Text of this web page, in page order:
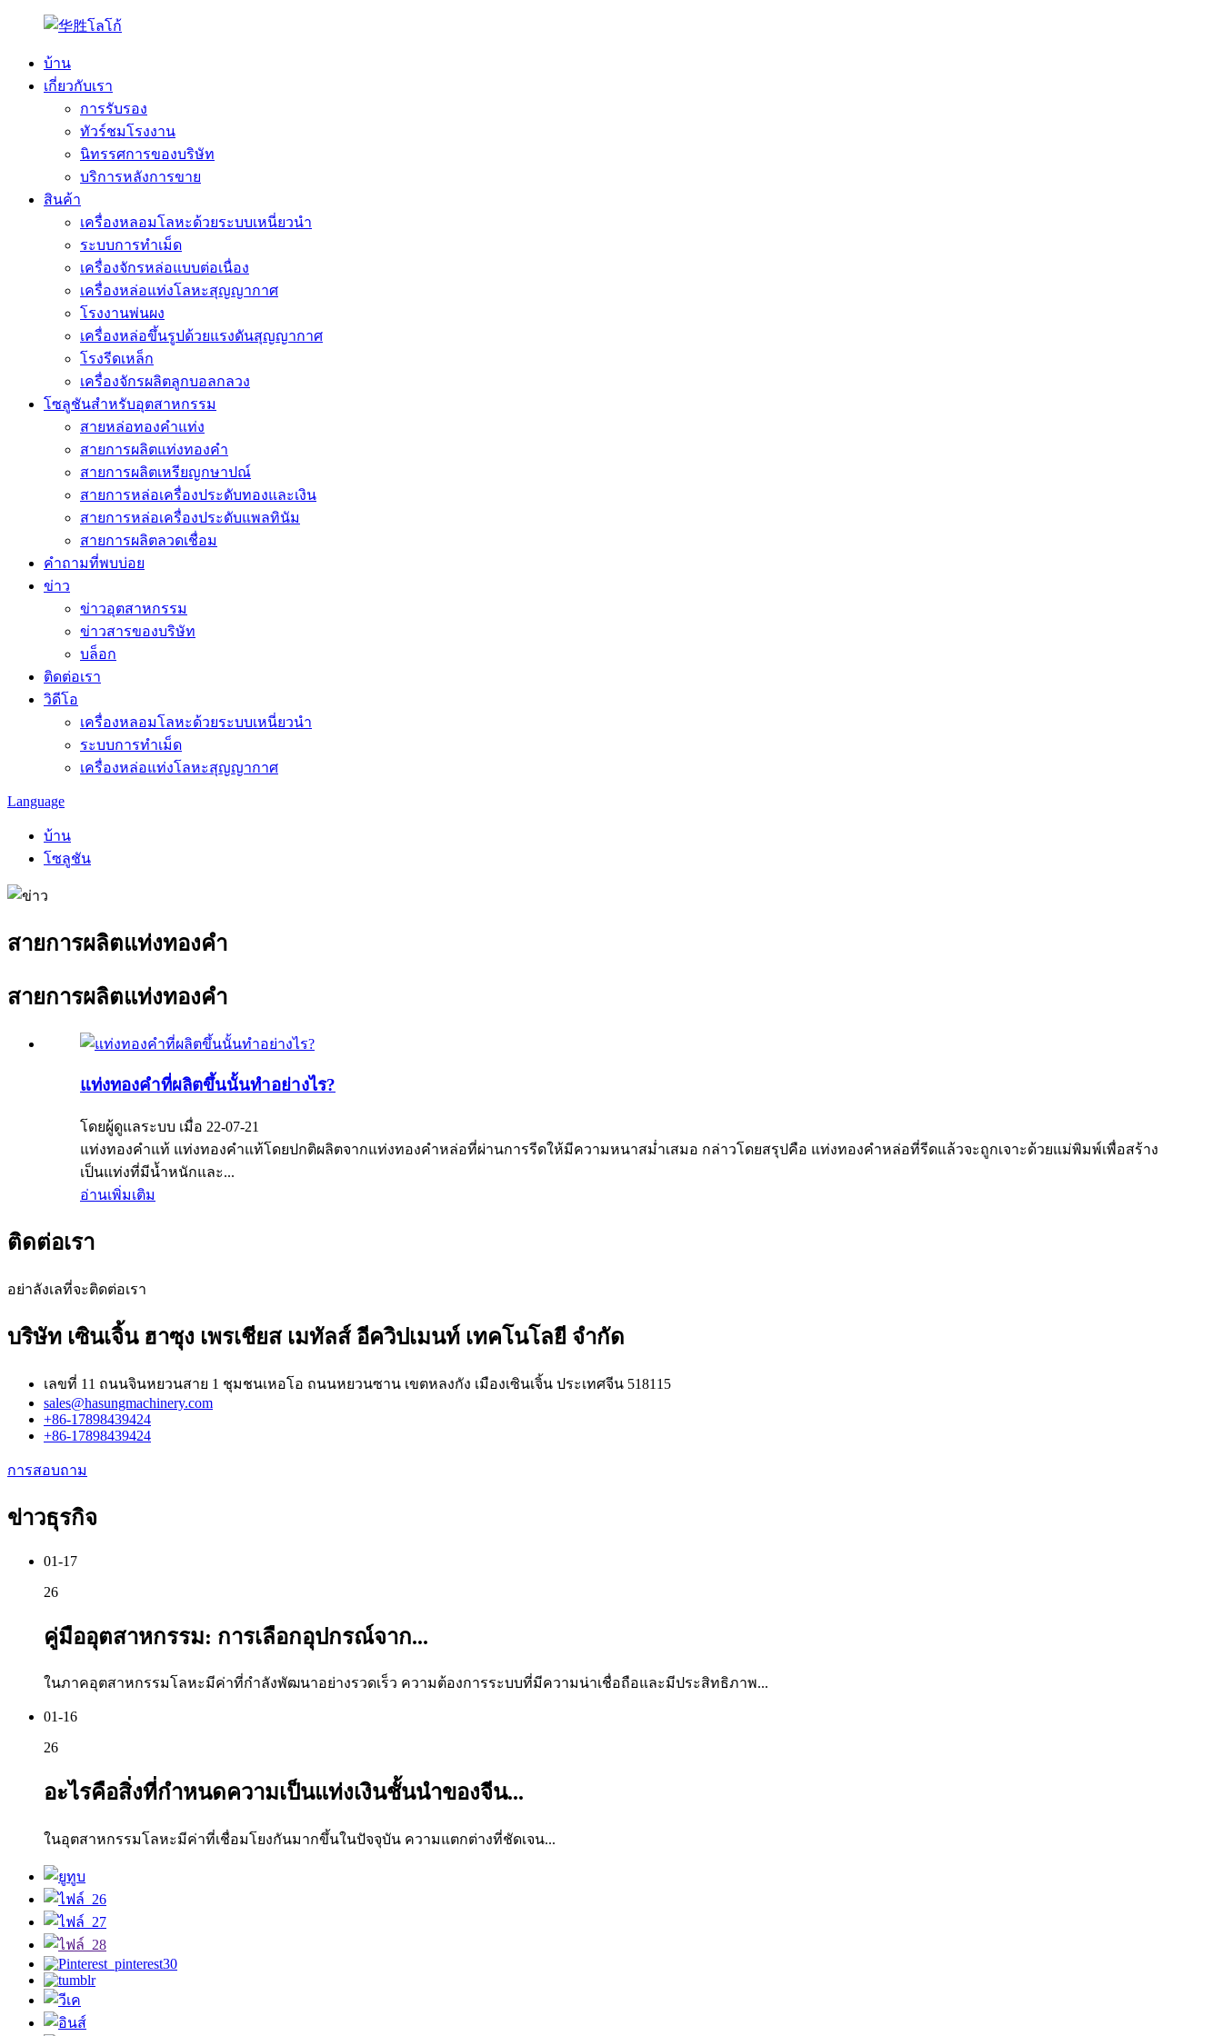
บ้าน
เกี่ยวกับเรา
การรับรอง
ทัวร์ชมโรงงาน
นิทรรศการของบริษัท
บริการหลังการขาย
สินค้า
เครื่องหลอมโลหะด้วยระบบเหนี่ยวนำ
ระบบการทำเม็ด
เครื่องจักรหล่อแบบต่อเนื่อง
เครื่องหล่อแท่งโลหะสุญญากาศ
โรงงานพ่นผง
เครื่องหล่อขึ้นรูปด้วยแรงดันสุญญากาศ
โรงรีดเหล็ก
เครื่องจักรผลิตลูกบอลกลวง
โซลูชันสำหรับอุตสาหกรรม
สายหล่อทองคำแท่ง
สายการผลิตแท่งทองคำ
สายการผลิตเหรียญกษาปณ์
สายการหล่อเครื่องประดับทองและเงิน
สายการหล่อเครื่องประดับแพลทินัม
สายการผลิตลวดเชื่อม
คำถามที่พบบ่อย
ข่าว
ข่าวอุตสาหกรรม
ข่าวสารของบริษัท
บล็อก
ติดต่อเรา
วิดีโอ
เครื่องหลอมโลหะด้วยระบบเหนี่ยวนำ
ระบบการทำเม็ด
เครื่องหล่อแท่งโลหะสุญญากาศ
Language
บ้าน
โซลูชัน
สายการผลิตแท่งทองคำ
สายการผลิตแท่งทองคำ
แท่งทองคำที่ผลิตขึ้นนั้นทำอย่างไร?
โดยผู้ดูแลระบบ เมื่อ 22-07-21
แท่งทองคำแท้ แท่งทองคำแท้โดยปกติผลิตจากแท่งทองคำหล่อที่ผ่านการรีดให้มีความหนาสม่ำเสมอ กล่าวโดยสรุปคือ แท่งทองคำหล่อที่รีดแล้วจะถูกเจาะด้วยแม่พิมพ์เพื่อสร้าง
เป็นแท่งที่มีน้ำหนักและ...
อ่านเพิ่มเติม
ติดต่อเรา
อย่าลังเลที่จะติดต่อเรา
บริษัท เซินเจิ้น ฮาซุง เพรเชียส เมทัลส์ อีควิปเมนท์ เทคโนโลยี จำกัด
เลขที่ 11 ถนนจินหยวนสาย 1 ชุมชนเหอโอ ถนนหยวนซาน เขตหลงกัง เมืองเซินเจิ้น ประเทศจีน 518115
sales@hasungmachinery.com
+86-17898439424
+86-17898439424
การสอบถาม
ข่าวธุรกิจ
01-17
26
คู่มืออุตสาหกรรม: การเลือกอุปกรณ์จาก...
ในภาคอุตสาหกรรมโลหะมีค่าที่กำลังพัฒนาอย่างรวดเร็ว ความต้องการระบบที่มีความน่าเชื่อถือและมีประสิทธิภาพ...
01-16
26
อะไรคือสิ่งที่กำหนดความเป็นแท่งเงินชั้นนำของจีน...
ในอุตสาหกรรมโลหะมีค่าที่เชื่อมโยงกันมากขึ้นในปัจจุบัน ความแตกต่างที่ชัดเจน...